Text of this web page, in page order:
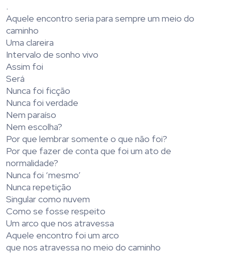
.
Aquele encontro seria para sempre um meio do
caminho
Uma clareira
Intervalo de sonho vivo
Assim foi
Será
Nunca foi ficção
Nunca foi verdade
Nem paraíso
Nem escolha?
Por que lembrar somente o que não foi?
Por que fazer de conta que foi um ato de
normalidade?
Nunca foi ‘mesmo’
Nunca repetição
Singular como nuvem
Como se fosse respeito
Um arco que nos atravessa
Aquele encontro foi um arco
que nos atravessa no meio do caminho